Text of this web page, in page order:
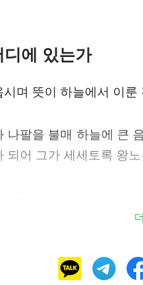
에 있는가
시며 뜻이 하늘에서 이
나팔을 불매 하늘에 큰
되어 그가 세세토록 왕
위하여 단장한 것 같더
하나님은 친히 저희와